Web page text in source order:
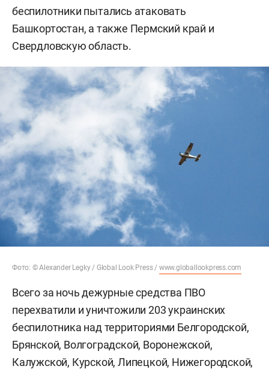
беспилотники пытались атаковать
Башкортостан, а также Пермский край и
Свердловскую область.
Фото: © Alexander Legky / Global Look Press / www.globallookpress.com
Всего за ночь дежурные средства ПВО
перехватили и уничтожили 203 украинских
беспилотника над территориями Белгородской,
Брянской, Волгоградской, Воронежской,
Калужской, Курской, Липецкой, Нижегородской,